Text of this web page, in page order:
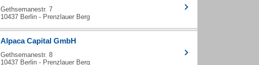
Gethsemanestr. 7
10437 Berlin - Prenzlauer Berg
Alpaca Capital GmbH
Gethsemanestr. 8
10437 Berlin - Prenzlauer Berg